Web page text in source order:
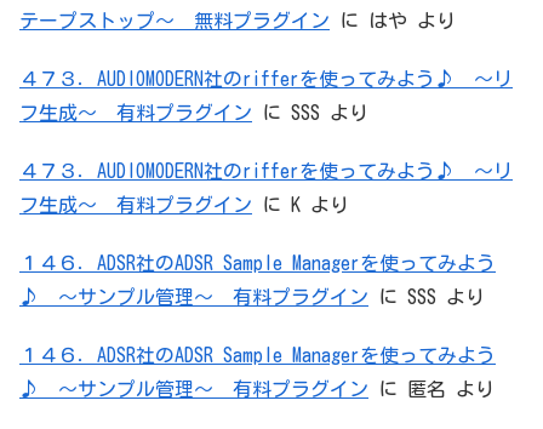
テープストップ～ 無料プラグイン に はや より
４７３．AUDIOMODERN社のrifferを使ってみよう♪ ～リ
フ生成～ 有料プラグイン に SSS より
４７３．AUDIOMODERN社のrifferを使ってみよう♪ ～リ
フ生成～ 有料プラグイン に K より
１４６．ADSR社のADSR Sample Managerを使ってみよう
♪ ～サンプル管理～ 有料プラグイン に SSS より
１４６．ADSR社のADSR Sample Managerを使ってみよう
♪ ～サンプル管理～ 有料プラグイン に 匿名 より